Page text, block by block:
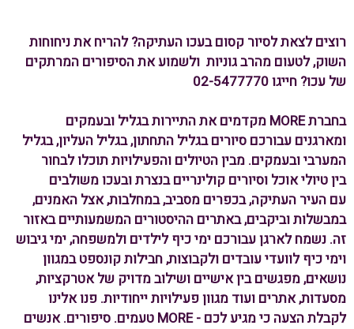
רוצים לצאת לסיור קסום בעכו העתיקה? להריח את ניחוחות
השוק, לטעום מהרב גוניות ולשמוע את הסיפורים המרתקים
של עכו? חייגו 02-5477770
בחברת MORE מקדמים את התיירות בגליל ובעמקים
ומארגנים עבורכם סיורים בגליל התחתון, בגליל העליון, בגליל
המערבי ובעמקים. מבין הטיולים והפעילויות תוכלו לבחור
בין טיולי אוכל וסיורים קולינריים בנצרת ובעכו משולבים
עם העיר העתיקה, בכפרים מסביב, במחלבות, אצל האמנים,
במבשלות וביקבים, באתרים ההיסטורים המשמעותיים באזור
זה. נשמח לארגן עבורכם ימי כיף לילדים ולמשפחה, ימי גיבוש
וימי כיף לוועדי עובדים ולקבוצות, חבילות קונספט במגוון
נושאים, מפגשים בין אישיים ושילוב מדויק של אטרקציות,
מסעדות, אתרים ועוד מגוון פעילויות ייחודיות. פנו אלינו
לקבלת הצעה כי מגיע לכם - MORE טעמים. סיפורים. אנשים